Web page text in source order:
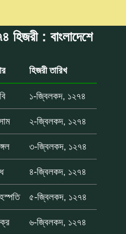
: বাংলাদেশে
হিজরী তারিখ
১-জ্বিলকদ, ১২৭৪
২-জ্বিলকদ, ১২৭৪
৩-জ্বিলকদ, ১২৭৪
৪-জ্বিলকদ, ১২৭৪
৫-জ্বিলকদ, ১২৭৪
৬-জ্বিলকদ, ১২৭৪